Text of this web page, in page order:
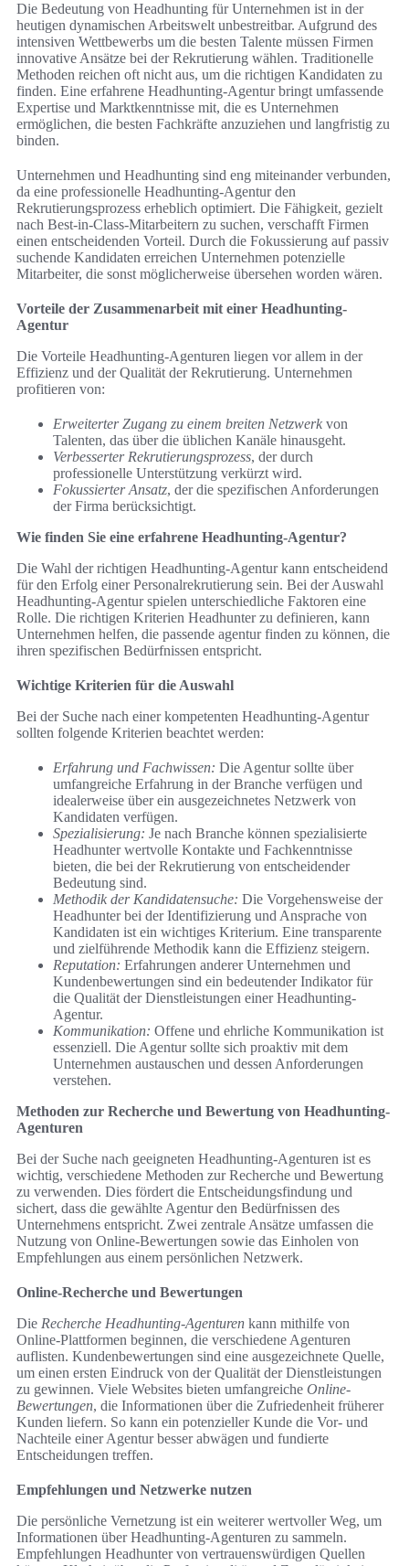
Die Bedeutung von Headhunting für Unternehmen ist in der
heutigen dynamischen Arbeitswelt unbestreitbar. Aufgrund des
intensiven Wettbewerbs um die besten Talente müssen Firmen
innovative Ansätze bei der Rekrutierung wählen. Traditionelle
Methoden reichen oft nicht aus, um die richtigen Kandidaten zu
finden. Eine erfahrene Headhunting-Agentur bringt umfassende
Expertise und Marktkenntnisse mit, die es Unternehmen
ermöglichen, die besten Fachkräfte anzuziehen und langfristig zu
binden.
Unternehmen und Headhunting sind eng miteinander verbunden,
da eine professionelle Headhunting-Agentur den
Rekrutierungsprozess erheblich optimiert. Die Fähigkeit, gezielt
nach Best-in-Class-Mitarbeitern zu suchen, verschafft Firmen
einen entscheidenden Vorteil. Durch die Fokussierung auf passiv
suchende Kandidaten erreichen Unternehmen potenzielle
Mitarbeiter, die sonst möglicherweise übersehen worden wären.
Vorteile der Zusammenarbeit mit einer Headhunting-
Agentur
Die Vorteile Headhunting-Agenturen liegen vor allem in der
Effizienz und der Qualität der Rekrutierung. Unternehmen
profitieren von:
Erweiterter Zugang zu einem breiten Netzwerk von
Talenten, das über die üblichen Kanäle hinausgeht.
Verbesserter Rekrutierungsprozess, der durch
professionelle Unterstützung verkürzt wird.
Fokussierter Ansatz, der die spezifischen Anforderungen
der Firma berücksichtigt.
Wie finden Sie eine erfahrene Headhunting-Agentur?
Die Wahl der richtigen Headhunting-Agentur kann entscheidend
für den Erfolg einer Personalrekrutierung sein. Bei der Auswahl
Headhunting-Agentur spielen unterschiedliche Faktoren eine
Rolle. Die richtigen Kriterien Headhunter zu definieren, kann
Unternehmen helfen, die passende agentur finden zu können, die
ihren spezifischen Bedürfnissen entspricht.
Wichtige Kriterien für die Auswahl
Bei der Suche nach einer kompetenten Headhunting-Agentur
sollten folgende Kriterien beachtet werden:
Erfahrung und Fachwissen: Die Agentur sollte über
umfangreiche Erfahrung in der Branche verfügen und
idealerweise über ein ausgezeichnetes Netzwerk von
Kandidaten verfügen.
Spezialisierung: Je nach Branche können spezialisierte
Headhunter wertvolle Kontakte und Fachkenntnisse
bieten, die bei der Rekrutierung von entscheidender
Bedeutung sind.
Methodik der Kandidatensuche: Die Vorgehensweise der
Headhunter bei der Identifizierung und Ansprache von
Kandidaten ist ein wichtiges Kriterium. Eine transparente
und zielführende Methodik kann die Effizienz steigern.
Reputation: Erfahrungen anderer Unternehmen und
Kundenbewertungen sind ein bedeutender Indikator für
die Qualität der Dienstleistungen einer Headhunting-
Agentur.
Kommunikation: Offene und ehrliche Kommunikation ist
essenziell. Die Agentur sollte sich proaktiv mit dem
Unternehmen austauschen und dessen Anforderungen
verstehen.
Methoden zur Recherche und Bewertung von Headhunting-
Agenturen
Bei der Suche nach geeigneten Headhunting-Agenturen ist es
wichtig, verschiedene Methoden zur Recherche und Bewertung
zu verwenden. Dies fördert die Entscheidungsfindung und
sichert, dass die gewählte Agentur den Bedürfnissen des
Unternehmens entspricht. Zwei zentrale Ansätze umfassen die
Nutzung von Online-Bewertungen sowie das Einholen von
Empfehlungen aus einem persönlichen Netzwerk.
Online-Recherche und Bewertungen
Die Recherche Headhunting-Agenturen kann mithilfe von
Online-Plattformen beginnen, die verschiedene Agenturen
auflisten. Kundenbewertungen sind eine ausgezeichnete Quelle,
um einen ersten Eindruck von der Qualität der Dienstleistungen
zu gewinnen. Viele Websites bieten umfangreiche Online-
Bewertungen, die Informationen über die Zufriedenheit früherer
Kunden liefern. So kann ein potenzieller Kunde die Vor- und
Nachteile einer Agentur besser abwägen und fundierte
Entscheidungen treffen.
Empfehlungen und Netzwerke nutzen
Die persönliche Vernetzung ist ein weiterer wertvoller Weg, um
Informationen über Headhunting-Agenturen zu sammeln.
Empfehlungen Headhunter von vertrauenswürdigen Quellen